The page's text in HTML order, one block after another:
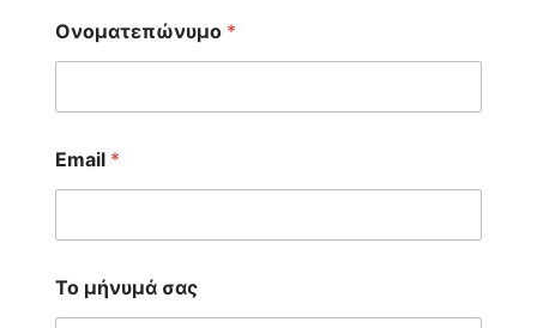
Ονοματεπώνυμο *
Email *
*
Τ
Το μήνυμά σας